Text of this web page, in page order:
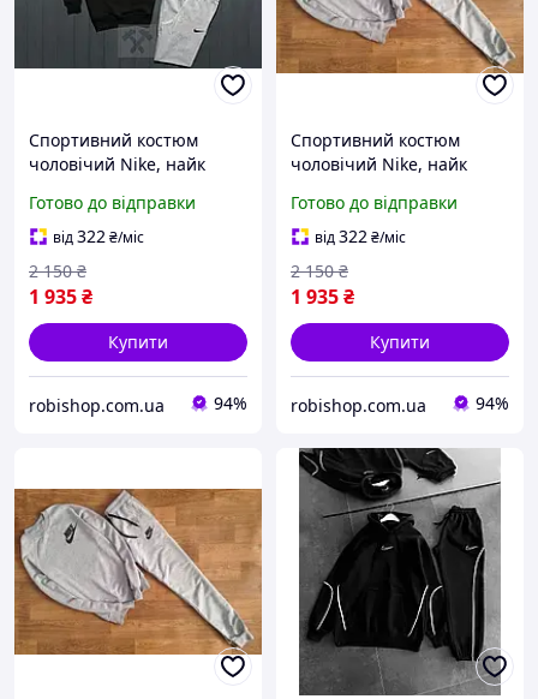
Спортивний костюм
чоловічий Nike, найк
Готово до відправки
від322₴/міс
1 935₴
2 150 ₴
Купити
robishop.com.ua 94%
Спортивний костюм
чоловічий Nike, найк
Готово до відправки
від322₴/міс
1 935₴
2 150 ₴
Купити
robishop.com.ua 94%